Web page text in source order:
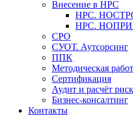
Внесение в НРС
НРС.
НРС.
СРО
СУОТ. Аутсорсинг
ППК
Методическая
Сертификация
Аудит и расчёт
Бизнес-консалтинг
Контакты